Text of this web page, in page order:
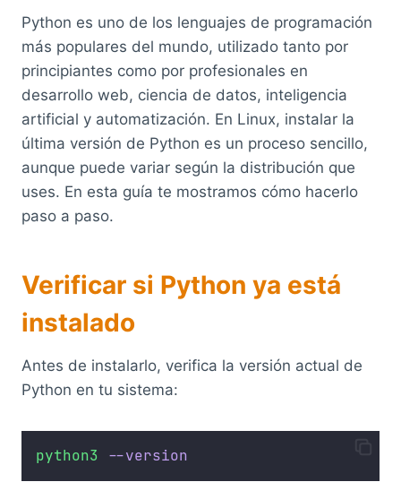
Python es uno de los lenguajes de programación
más populares del mundo, utilizado tanto por
principiantes como por profesionales en
desarrollo web, ciencia de datos, inteligencia
artificial y automatización. En Linux, instalar la
última versión de Python es un proceso sencillo,
aunque puede variar según la distribución que
uses. En esta guía te mostramos cómo hacerlo
paso a paso.
Verificar si Python ya está
instalado
Antes de instalarlo, verifica la versión actual de
Python en tu sistema:
python3 --version